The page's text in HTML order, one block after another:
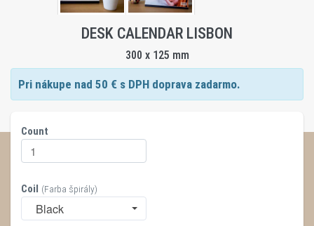
DESK CALENDAR LISBON
300 x 125 mm
Pri nákupe nad 50 € s DPH doprava zadarmo.
Count
Coil (Farba špirály)
Black